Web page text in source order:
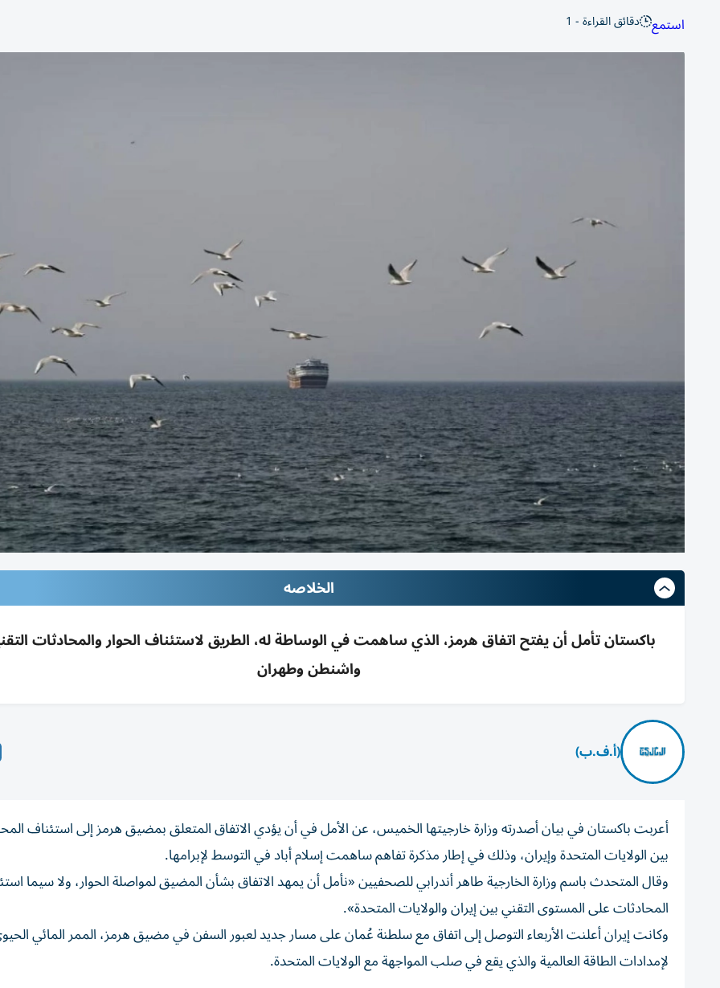
استمع دقائق القراءة - 1
الخلاصه
باكستان تأمل أن يفتح اتفاق هرمز، الذي ساهمت في الوساطة له، الطريق لاستئناف الحوار والمحادثات
واشنطن وطهران
(أ.ف.ب)
أعربت باكستان في بيان أصدرته وزارة خارجيتها الخميس، عن الأمل في أن يؤدي الاتفاق المتعلق بمضيق هرمز إلى استئناف
بين الولايات المتحدة وإيران، وذلك في إطار مذكرة تفاهم ساهمت إسلام أباد في التوسط لإبرامها.
وقال المتحدث باسم وزارة الخارجية طاهر أندرابي للصحفيين «نأمل أن يمهد الاتفاق بشأن المضيق لمواصلة الحوار، ولا سيما
المحادثات على المستوى التقني بين إيران والولايات المتحدة».
وكانت إيران أعلنت الأربعاء التوصل إلى اتفاق مع سلطنة عُمان على مسار جديد لعبور السفن في مضيق هرمز، الممر المائي
لإمدادات الطاقة العالمية والذي يقع في صلب المواجهة مع الولايات المتحدة.